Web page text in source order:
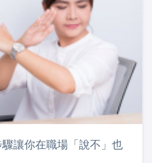
讓你在職場「說不」也